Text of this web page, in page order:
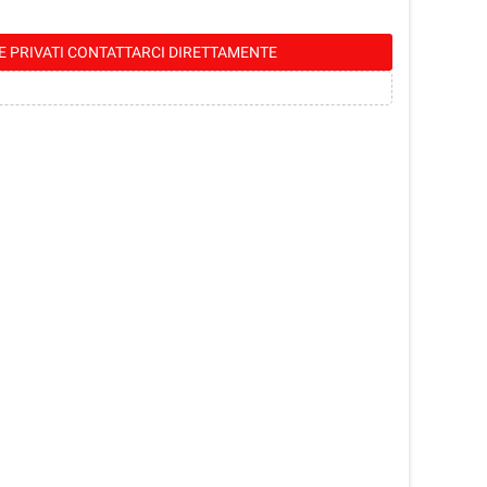
PRIVATI CONTATTARCI DIRETTAMENTE